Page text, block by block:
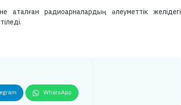
аталған радиоарналардың әлеуметтік желідегі
WhatsApp